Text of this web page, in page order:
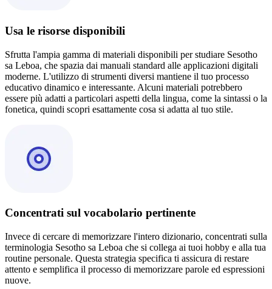
Usa le risorse disponibili
Sfrutta l'ampia gamma di materiali disponibili per studiare Sesotho
sa Leboa, che spazia dai manuali standard alle applicazioni digitali
moderne. L'utilizzo di strumenti diversi mantiene il tuo processo
educativo dinamico e interessante. Alcuni materiali potrebbero
essere più adatti a particolari aspetti della lingua, come la sintassi o la
fonetica, quindi scopri esattamente cosa si adatta al tuo stile.
Concentrati sul vocabolario pertinente
Invece di cercare di memorizzare l'intero dizionario, concentrati sulla
terminologia Sesotho sa Leboa che si collega ai tuoi hobby e alla tua
routine personale. Questa strategia specifica ti assicura di restare
attento e semplifica il processo di memorizzare parole ed espressioni
nuove.